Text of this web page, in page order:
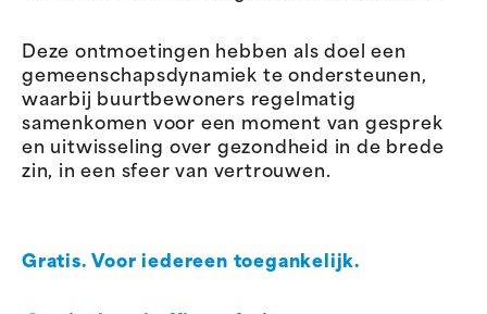
Deze ontmoetingen hebben als doel een
gemeenschapsdynamiek te ondersteunen,
waarbij buurtbewoners regelmatig
samenkomen voor een moment van gesprek
en uitwisseling over gezondheid in de brede
zin, in een sfeer van vertrouwen.
Gratis. Voor iedereen toegankelijk.